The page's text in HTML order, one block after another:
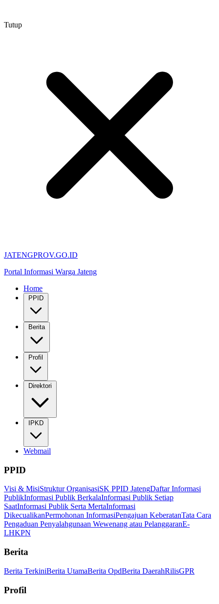
Tutup
JATENGPROV.GO.ID
Portal Informasi Warga Jateng
Home
PPID
Berita
Profil
Direktori
IPKD
Webmail
PPID
Visi & MisiStruktur OrganisasiSK PPID JatengDaftar Informasi
PublikInformasi Publik BerkalaInformasi Publik Setiap
SaatInformasi Publik Serta MertaInformasi
DikecualikanPermohonan InformasiPengajuan KeberatanTata Cara
Pengaduan Penyalahgunaan Wewenang atau PelanggaranE-
LHKPN
Berita
Berita TerkiniBerita UtamaBerita OpdBerita DaerahRilisGPR
Profil